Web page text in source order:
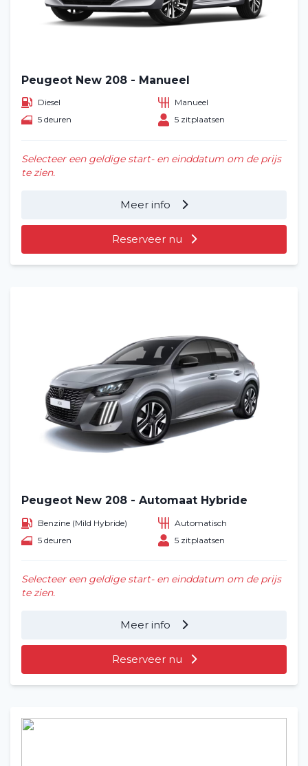
Peugeot New 208 - Manueel
Diesel
Manueel
5 deuren
5 zitplaatsen
Selecteer een geldige start- en einddatum om de prijs
te zien.
Meer info
Reserveer nu
Peugeot New 208 - Automaat Hybride
Benzine (Mild Hybride)
Automatisch
5 deuren
5 zitplaatsen
Selecteer een geldige start- en einddatum om de prijs
te zien.
Meer info
Reserveer nu